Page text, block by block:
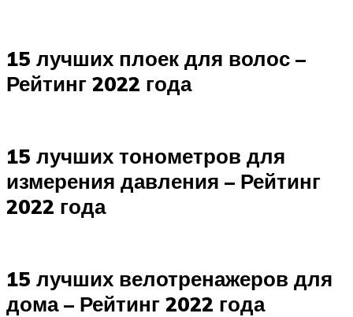
15 лучших плоек для волос –
Рейтинг 2022 года
15 лучших тонометров для
измерения давления – Рейтинг
2022 года
15 лучших велотренажеров для
дома – Рейтинг 2022 года